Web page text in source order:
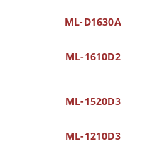
ML-D1630A
ML-1610D2
ML-1520D3
ML-1210D3